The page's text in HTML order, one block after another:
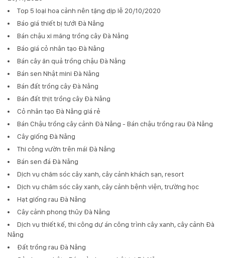
Top 5 loại hoa cảnh nên tặng dịp lễ 20/10/2020
Báo giá thiết bị tưới Đà Nẵng
Bán chậu xi măng trồng cây Đà Nẵng
Báo giá cỏ nhân tạo Đà Nẵng
Bán cây ăn quả trồng chậu Đà Nẵng
Bán sen Nhật mini Đà Nẵng
Bán đất trồng cây Đà Nẵng
Bán đất thịt trồng cây Đà Nẵng
Cỏ nhân tạo Đà Nẵng giá rẻ
Bán Chậu trồng cây cảnh Đà Nẵng - Bán chậu trồng rau Đà Nẵng
Cây giống Đà Nẵng
Thi công vườn trên mái Đà Nẵng
Bán sen đá Đà Nẵng
Dịch vụ chăm sóc cây xanh, cây cảnh khách sạn, resort
Dịch vụ chăm sóc cây xanh, cây cảnh bệnh viện, trường học
Hạt giống rau Đà Nẵng
Cây cảnh phong thủy Đà Nẵng
Dịch vụ thiết kế, thi công dự án công trình cây xanh, cây cảnh Đà
Nẵng
Đất trồng rau Đà Nẵng